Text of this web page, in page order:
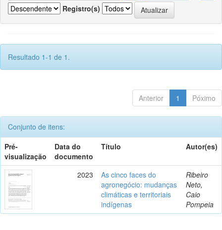
Registro(s)
Resultado 1-1 de 1.
Anterior 1 Póximo
Conjunto de itens:
Pré-
visualização
Data do
documento
Título Autor(es)
2023
As cinco faces do
agronegócio: mudanças
climáticas e territoriais
indígenas
Ribeiro
Neto,
Caio
Pompeia